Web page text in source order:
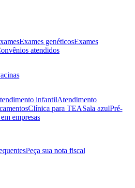
Exames genéticosExames
atendidos
infantilAtendimento
Clínica para TEASala azulPré-
empresas
Peça sua nota fiscal